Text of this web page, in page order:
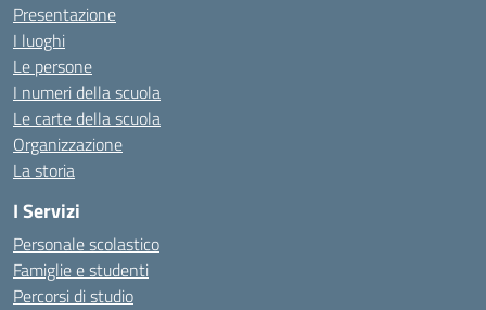
Presentazione
I luoghi
Le persone
I numeri della scuola
Le carte della scuola
Organizzazione
La storia
I Servizi
Personale scolastico
Famiglie e studenti
Percorsi di studio